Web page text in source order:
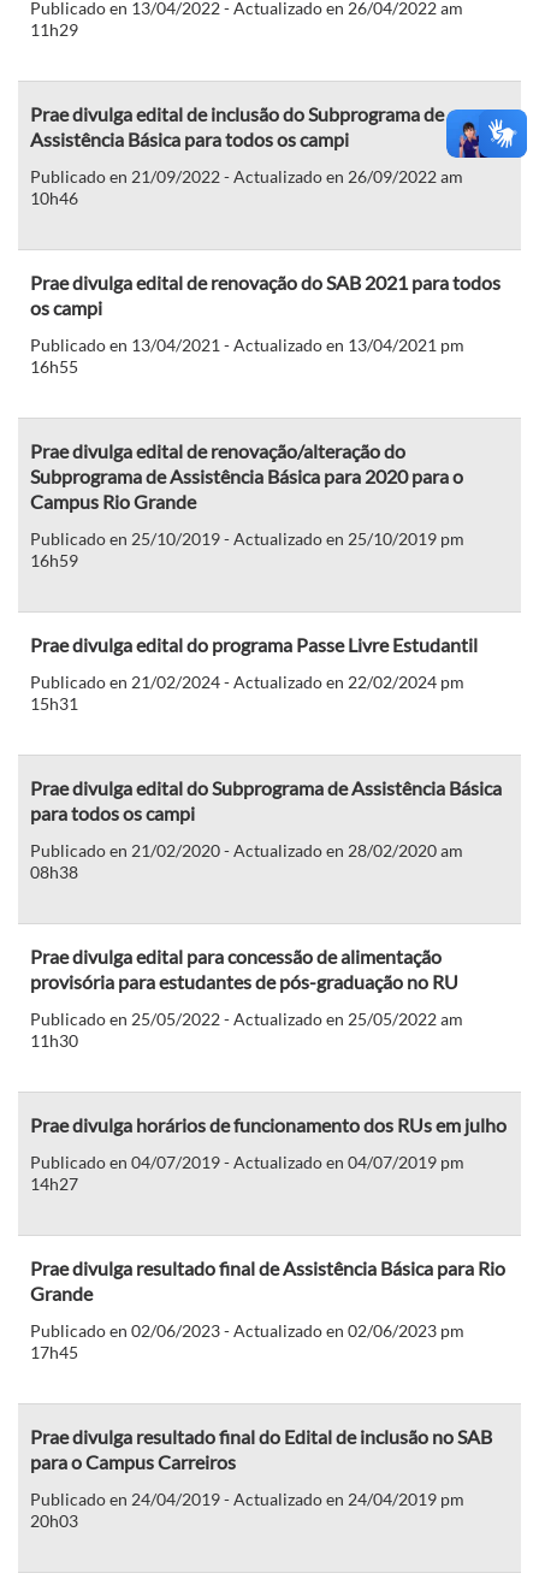
Publicado en 13/04/2022 - Actualizado en 26/04/2022 am
11h29
Prae divulga edital de inclusão do Subprograma de
Assistência Básica para todos os campi
Publicado en 21/09/2022 - Actualizado en 26/09/2022 am
10h46
Prae divulga edital de renovação do SAB 2021 para todos
os campi
Publicado en 13/04/2021 - Actualizado en 13/04/2021 pm
16h55
Prae divulga edital de renovação/alteração do
Subprograma de Assistência Básica para 2020 para o
Campus Rio Grande
Publicado en 25/10/2019 - Actualizado en 25/10/2019 pm
16h59
Prae divulga edital do programa Passe Livre Estudantil
Publicado en 21/02/2024 - Actualizado en 22/02/2024 pm
15h31
Prae divulga edital do Subprograma de Assistência Básica
para todos os campi
Publicado en 21/02/2020 - Actualizado en 28/02/2020 am
08h38
Prae divulga edital para concessão de alimentação
provisória para estudantes de pós-graduação no RU
Publicado en 25/05/2022 - Actualizado en 25/05/2022 am
11h30
Prae divulga horários de funcionamento dos RUs em julho
Publicado en 04/07/2019 - Actualizado en 04/07/2019 pm
14h27
Prae divulga resultado final de Assistência Básica para Rio
Grande
Publicado en 02/06/2023 - Actualizado en 02/06/2023 pm
17h45
Prae divulga resultado final do Edital de inclusão no SAB
para o Campus Carreiros
Publicado en 24/04/2019 - Actualizado en 24/04/2019 pm
20h03